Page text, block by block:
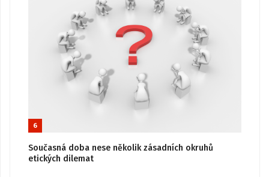
6
Současná doba nese několik zásadních okruhů
etických dilemat